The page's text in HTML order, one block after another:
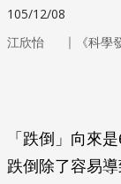
105/12/08
江欣怡 ｜ 《科
「跌倒」向來
跌倒除了容易